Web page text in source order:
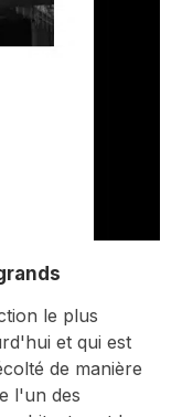
le plus
et qui est
de manière
l'un des